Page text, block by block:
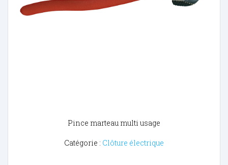
Pince marteau multi usage
Catégorie : Clôture électrique